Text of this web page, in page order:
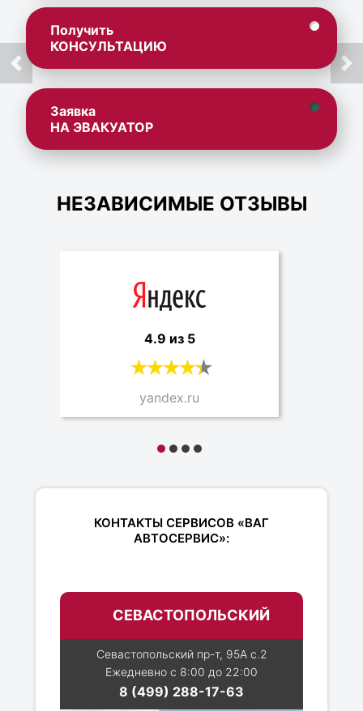
Получить
КОНСУЛЬТАЦИЮ
Заявка
НА ЭВАКУАТОР
НЕЗАВИСИМЫЕ ОТЗЫВЫ
4.9 из 5
yandex.ru
КОНТАКТЫ СЕРВИСОВ «ВАГ
АВТОСЕРВИС»:
СЕВАСТОПОЛЬСКИЙ
Севастопольский пр-т, 95А с.2
Ежедневно с 8:00 до 22:00
8 (499) 288-17-63